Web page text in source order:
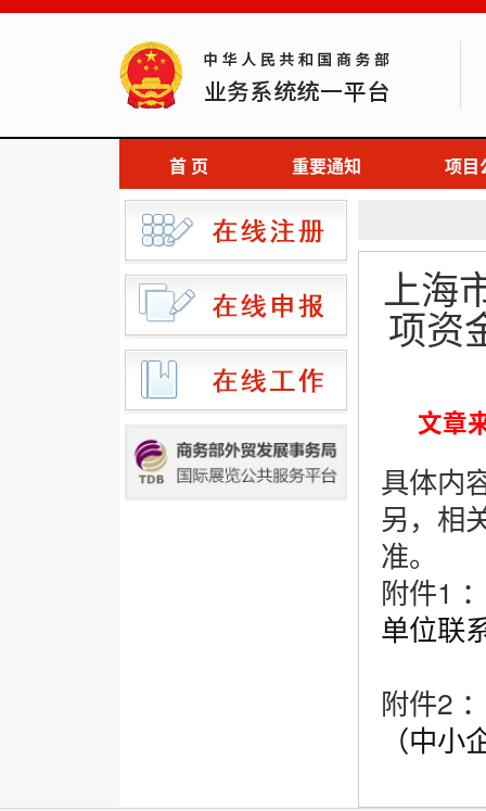
首 页 重要通知 项目
上海
项资
文章
具体内
另，相
准。
附件1
单位联
附件2
（中